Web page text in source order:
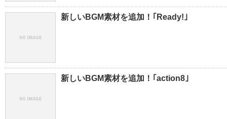
新しいBGM素材を追加！｢Ready!｣
新しいBGM素材を追加！｢action8｣